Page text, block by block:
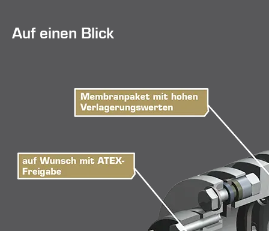
Auf einen Blick